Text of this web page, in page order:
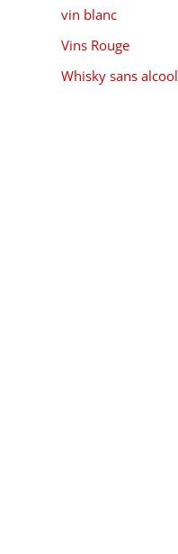
vin blanc
Vins Rouge
Whisky sans alcool